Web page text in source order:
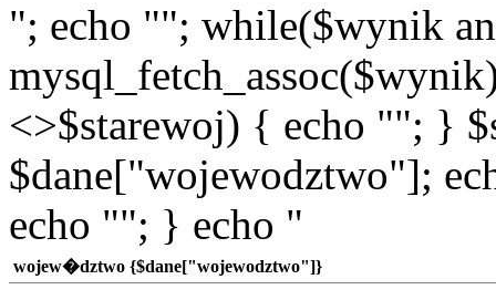
"; echo ""; while($wynik
<>$starewoj) { echo ""; }
$dane["wojewodztwo"];
echo ""; } echo "
wojew�dztwo {$dane["wojewodztwo"]}